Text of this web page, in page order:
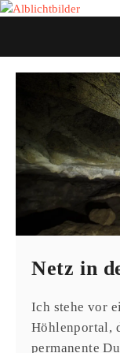
NATURFOTOS
Netz in
Ich stehe vor
Höhlenportal,
permanente